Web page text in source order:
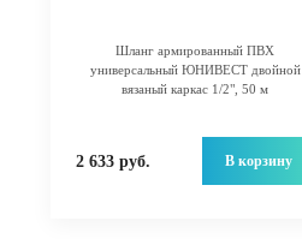
Шланг армированный ПВХ
универсальный ЮНИВЕСТ двойной
вязаный каркас 1/2", 50 м
2 633 руб. В корзину